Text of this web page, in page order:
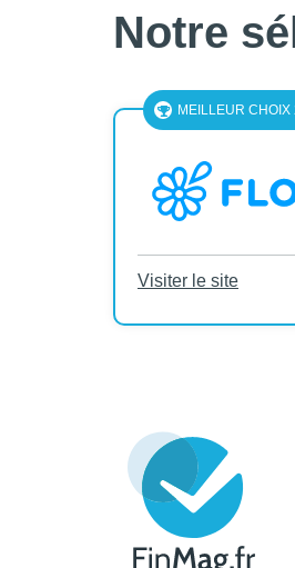
Notre
MEILLEUR CHOIX
Visiter le site